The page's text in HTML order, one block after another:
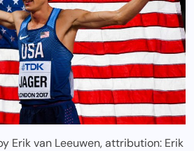
Erik van Leeuwen, attribution: Erik